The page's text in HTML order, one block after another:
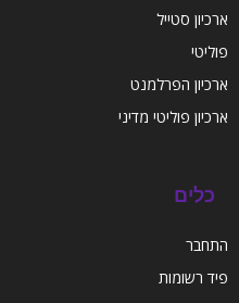
ארכיון סטייל
פוליטי
ארכיון הפרלמנט
ארכיון פוליטי מדיני
כלים
התחבר
פיד רשומות